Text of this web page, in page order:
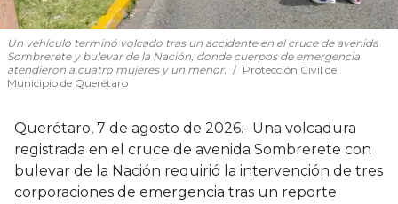
Un vehículo terminó volcado tras un accidente en el cruce de avenida
Sombrerete y bulevar de la Nación, donde cuerpos de emergencia
atendieron a cuatro mujeres y un menor.
Protección Civil del
Municipio de Querétaro
Querétaro, 7 de agosto de 2026.- Una volcadura
registrada en el cruce de avenida Sombrerete con
bulevar de la Nación requirió la intervención de tres
corporaciones de emergencia tras un reporte